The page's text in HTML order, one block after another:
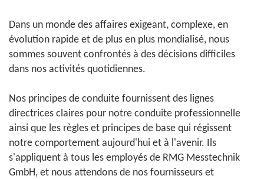
Dans un monde des affaires exigeant, complexe, en
évolution rapide et de plus en plus mondialisé, nous
sommes souvent confrontés à des décisions difficiles
dans nos activités quotidiennes.
Nos principes de conduite fournissent des lignes
directrices claires pour notre conduite professionnelle
ainsi que les règles et principes de base qui régissent
notre comportement aujourd'hui et à l'avenir. Ils
s'appliquent à tous les employés de RMG Messtechnik
GmbH, et nous attendons de nos fournisseurs et